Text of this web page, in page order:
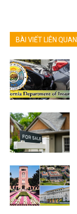
BÀI VIẾT LIÊN QUAN